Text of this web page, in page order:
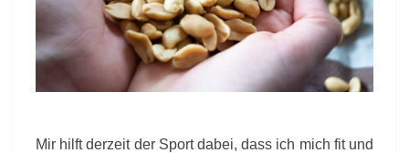
Mir hilft derzeit der Sport dabei, dass ich mich fit und